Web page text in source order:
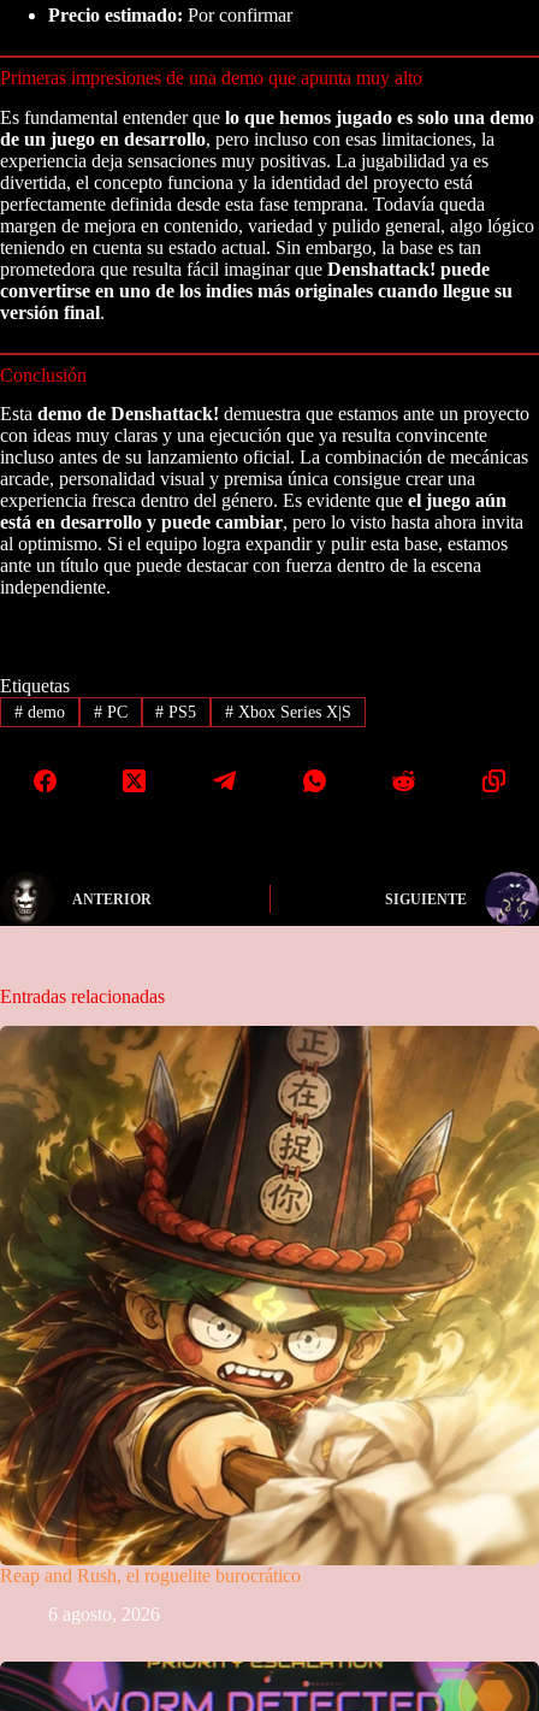
Precio estimado: Por confirmar
Primeras impresiones de una demo que apunta muy alto
Es fundamental entender que lo que hemos jugado es solo una demo
de un juego en desarrollo, pero incluso con esas limitaciones, la
experiencia deja sensaciones muy positivas. La jugabilidad ya es
divertida, el concepto funciona y la identidad del proyecto está
perfectamente definida desde esta fase temprana. Todavía queda
margen de mejora en contenido, variedad y pulido general, algo lógico
teniendo en cuenta su estado actual. Sin embargo, la base es tan
prometedora que resulta fácil imaginar que Denshattack! puede
convertirse en uno de los indies más originales cuando llegue su
versión final.
Conclusión
Esta demo de Denshattack! demuestra que estamos ante un proyecto
con ideas muy claras y una ejecución que ya resulta convincente
incluso antes de su lanzamiento oficial. La combinación de mecánicas
arcade, personalidad visual y premisa única consigue crear una
experiencia fresca dentro del género. Es evidente que el juego aún
está en desarrollo y puede cambiar, pero lo visto hasta ahora invita
al optimismo. Si el equipo logra expandir y pulir esta base, estamos
ante un título que puede destacar con fuerza dentro de la escena
independiente.
Etiquetas
#demo #PC # PS5 # Xbox Series X|S
ANTERIOR SIGUIENTE
Entradas relacionadas
Reap and Rush, el roguelite burocrático
6 agosto, 2026